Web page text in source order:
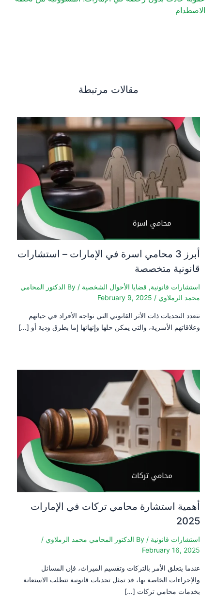
الاصطدام
مقالات مرتبطة
أبرز 3 محامي اسرة في الإمارات – استشارات
قانونية متخصصة
استشارات قانونية, قضايا الأحوال الشخصية / By
الدكتور المحامي
محمد الرملاوي /
February 9, 2025
تتعدد التحديات ذات الأثر القانوني التي تواجه الأفراد في حياتهم
وعلاقاتهم الأسرية، والتي يمكن حلها وإنهائها إما بطرق ودية أو […]
أهمية استشارة محامي تركات في الإمارات
2025
استشارات قانونية / By الدكتور المحامي محمد الرملاوي /
February 16, 2025
عندما يتعلق الأمر بالتركات وتقسيم الميراث، فإن المسائل
والإجراءات الخاصة بها، قد تمثل تحديات قانونية تتطلب الاستعانة
بخدمات محامي تركات […]